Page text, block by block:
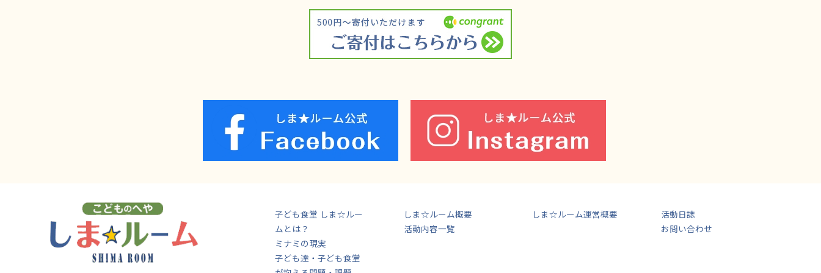
子ども食堂 しま☆ルー
ムとは？
ミナミの現実
子ども達・子ども食堂
しま☆ルーム概要
活動内容一覧
しま☆ルーム運営概要
活動日誌
お問い合わせ